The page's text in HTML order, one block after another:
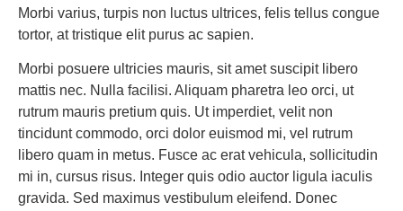
Morbi varius, turpis non luctus ultrices, felis tellus congue
tortor, at tristique elit purus ac sapien.
Morbi posuere ultricies mauris, sit amet suscipit libero
mattis nec. Nulla facilisi. Aliquam pharetra leo orci, ut
rutrum mauris pretium quis. Ut imperdiet, velit non
tincidunt commodo, orci dolor euismod mi, vel rutrum
libero quam in metus. Fusce ac erat vehicula, sollicitudin
mi in, cursus risus. Integer quis odio auctor ligula iaculis
gravida. Sed maximus vestibulum eleifend. Donec